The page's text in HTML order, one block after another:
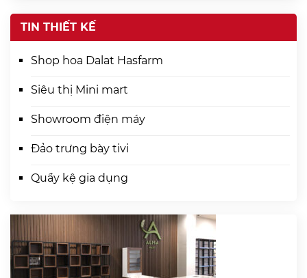
TIN THIẾT KẾ
Shop hoa Dalat Hasfarm
Siêu thị Mini mart
Showroom điện máy
Đảo trưng bày tivi
Quầy kệ gia dụng